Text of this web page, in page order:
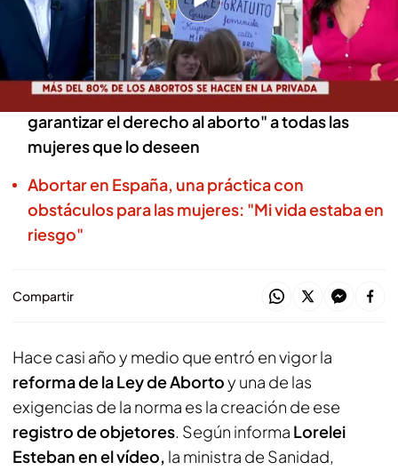
Sanidad presentará un borrador del protocolo
para registrar a la personas objetoras al aborto
El objetivo del registro de objetores es "poder
garantizar el derecho al aborto" a todas las
mujeres que lo deseen
Abortar en España, una práctica con
obstáculos para las mujeres: "Mi vida estaba en
riesgo"
Compartir
Hace casi año y medio que entró en vigor la
reforma de la Ley de Abortoy una de las
exigencias de la norma es la creación de ese
registro de objetores. Según informa Lorelei
Esteban en el vídeo, la ministra de Sanidad,